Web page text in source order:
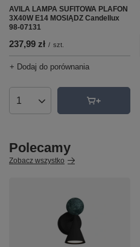
AVILA LAMPA SUFITOWA PLAFON
3X40W E14 MOSIĄDZ Candellux
98-07131
237,99 zł / szt.
+ Dodaj do porównania
Ilość produktów
Polecamy
Zobacz wszystko